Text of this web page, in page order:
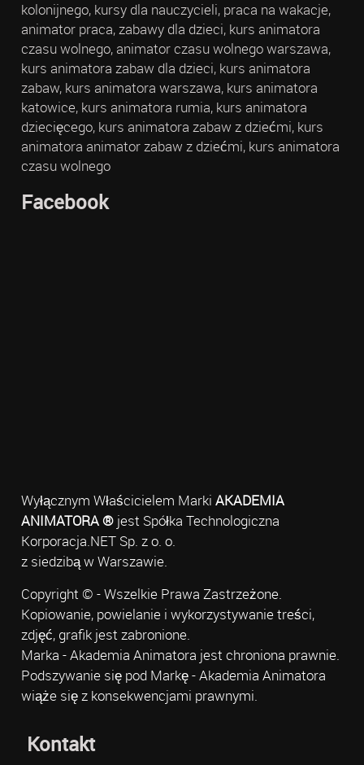
kolonijnego, kursy dla nauczycieli, praca na wakacje,
animator praca, zabawy dla dzieci, kurs animatora
czasu wolnego, animator czasu wolnego warszawa,
kurs animatora zabaw dla dzieci, kurs animatora
zabaw, kurs animatora warszawa, kurs animatora
katowice, kurs animatora rumia, kurs animatora
dziecięcego, kurs animatora zabaw z dziećmi, kurs
animatora animator zabaw z dziećmi, kurs animatora
czasu wolnego
Facebook
Wyłącznym Właścicielem Marki AKADEMIA
ANIMATORA ®jest Spółka Technologiczna
Korporacja.NET Sp. z o. o.
z siedzibą w Warszawie.
Copyright © - Wszelkie Prawa Zastrzeżone.
Kopiowanie, powielanie i wykorzystywanie treści,
zdjęć, grafik jest zabronione.
Marka - Akademia Animatora jest chroniona prawnie.
Podszywanie się pod Markę - Akademia Animatora
wiąże się z konsekwencjami prawnymi.
Kontakt